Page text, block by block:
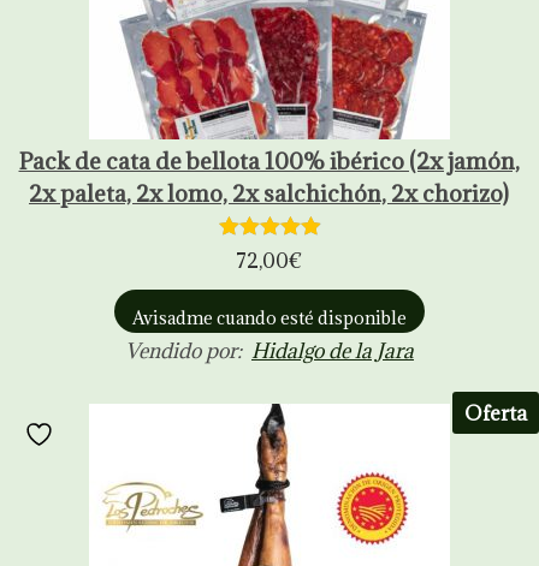
Pack de cata de bellota 100% ibérico (2x jamón,
2x paleta, 2x lomo, 2x salchichón, 2x chorizo)
72,00€
Avisadme cuando esté disponible
Vendido por: Hidalgo de la Jara
Oferta